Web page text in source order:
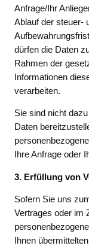
Anfrage/Ihr
Ablauf der steuer-
dürfen die Daten
Rahmen der
Informationen
verarbeiten.
Sie sind nicht
Daten
Ihre Anfrage oder
3. Erfüllung von
Sofern Sie uns
Vertrages oder im
Ihnen